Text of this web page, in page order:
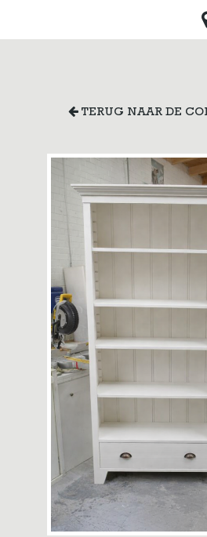
TERUG NAAR DE